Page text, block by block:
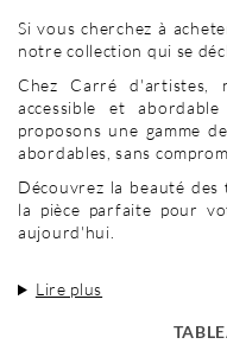
Si vous cherchez à
notre collection qui se
Chez Carré
accessible et
proposons une gamme
abordables, sans
Découvrez la beauté des
la pièce parfaite pour
aujourd'hui.
Lire plus